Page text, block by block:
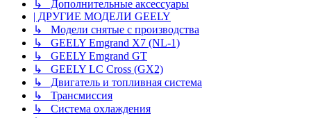
↳ Дополнительные аксессуары
| ДРУГИЕ МОДЕЛИ GEELY
↳ Модели снятые с производства
↳ GEELY Emgrand X7 (NL-1)
↳ GEELY Emgrand GT
↳ GEELY LC Cross (GX2)
↳ Двигатель и топливная система
↳ Трансмиссия
↳ Система охлаждения